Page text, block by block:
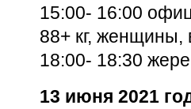
15:00- 16:00
88+ кг, женщины,
18:00- 18:30
13 июня 2021